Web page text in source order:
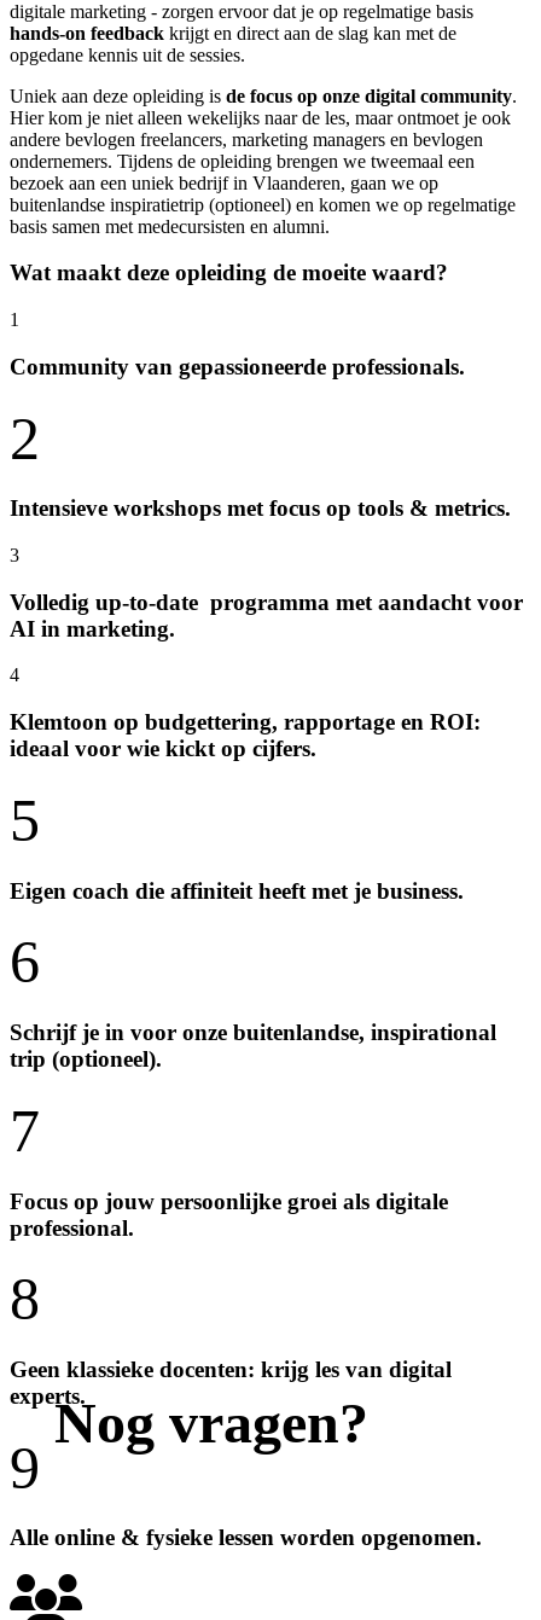
digitale marketing - zorgen ervoor dat je op regelmatige basis
hands-on feedback krijgt en direct aan de slag kan met de
opgedane kennis uit de sessies.
Uniek aan deze opleiding is de focus op onze digital community.
Hier kom je niet alleen wekelijks naar de les, maar ontmoet je ook
andere bevlogen freelancers, marketing managers en bevlogen
ondernemers. Tijdens de opleiding brengen we tweemaal een
bezoek aan een uniek bedrijf in Vlaanderen, gaan we op
buitenlandse inspiratietrip (optioneel) en komen we op regelmatige
basis samen met medecursisten en alumni.
Wat maakt deze opleiding de moeite waard?
1
Community van gepassioneerde professionals.
2
Intensieve workshops met focus op tools & metrics.
3
Volledig up-to-date programma met aandacht voor
AI in marketing.
4
Klemtoon op budgettering, rapportage en ROI:
ideaal voor wie kickt op cijfers.
5
Eigen coach die affiniteit heeft met je business.
6
Schrijf je in voor onze buitenlandse, inspirational
trip (optioneel).
7
Focus op jouw persoonlijke groei als digitale
professional.
8
Geen klassieke docenten: krijg les van digital
experts.
9
Alle online & fysieke lessen worden opgenomen.
Nog vragen?